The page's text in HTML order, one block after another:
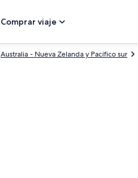
Comprar viaje
Australia - Nueva Zelanda y Pacífico sur